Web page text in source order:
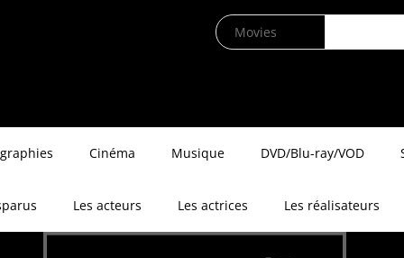
Cinéma Musique DVD/Blu-ray/VOD
Les acteurs Les actrices Les réalisateurs